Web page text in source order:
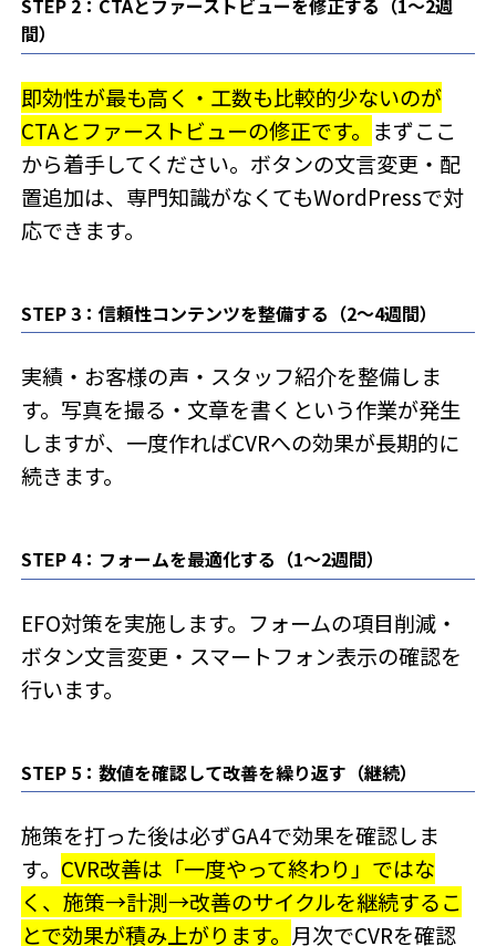
STEP 2：CTAとファーストビューを修正する（1〜2週
間）
即効性が最も高く・工数も比較的少ないのが
CTAとファーストビューの修正です。 まずここ
から着手してください。ボタンの文言変更・配
置追加は、専門知識がなくてもWordPressで対
応できます。
STEP 3：信頼性コンテンツを整備する（2〜4週間）
実績・お客様の声・スタッフ紹介を整備しま
す。写真を撮る・文章を書くという作業が発生
しますが、一度作ればCVRへの効果が長期的に
続きます。
STEP 4：フォームを最適化する（1〜2週間）
EFO対策を実施します。フォームの項目削減・
ボタン文言変更・スマートフォン表示の確認を
行います。
STEP 5：数値を確認して改善を繰り返す（継続）
施策を打った後は必ずGA4で効果を確認しま
す。 CVR改善は「一度やって終わり」ではな
く、施策→計測→改善のサイクルを継続するこ
とで効果が積み上がります。 月次でCVRを確認